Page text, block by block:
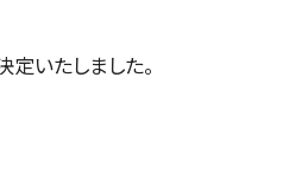
いたしました。